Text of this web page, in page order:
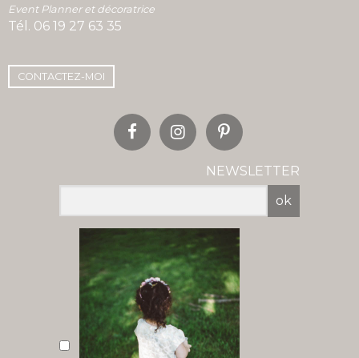
Event Planner et décoratrice
Tél. 06 19 27 63 35
CONTACTEZ-MOI
NEWSLETTER
ok